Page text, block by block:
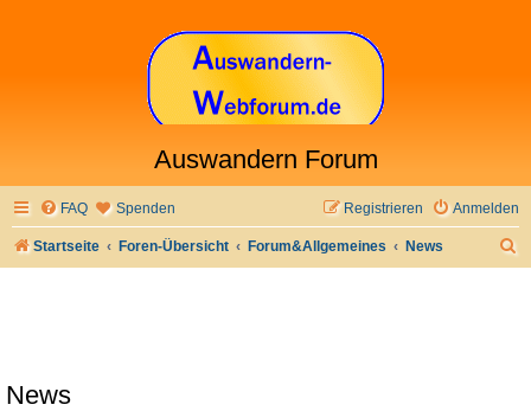
Auswandern Forum
FAQ Spenden Anmelden
Registrieren
Startseite Foren-Übersicht Forum&Allgemeines News
News